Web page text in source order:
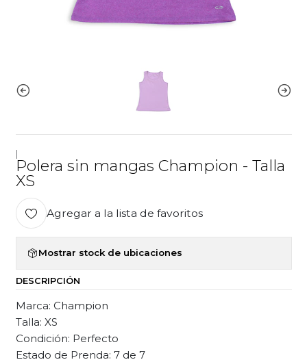
Polera sin mangas Champion - Talla
XS
Agregar a la lista de favoritos
Mostrar stock de ubicaciones
DESCRIPCIÓN
Marca: Champion
Talla: XS
Condición: Perfecto
Estado de Prenda: 7 de 7